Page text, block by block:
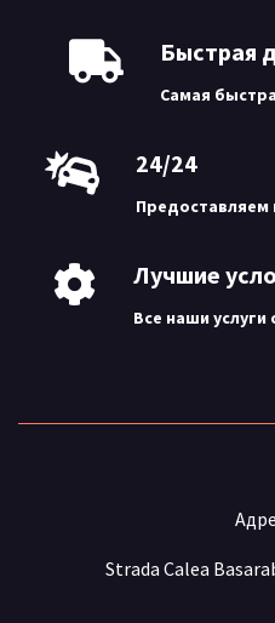
Быстрая
Самая
24/24
Предоставляем
Лучшие
Все наши
Strada Calea